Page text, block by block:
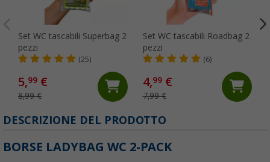
Set WC tascabili Superbag 2
pezzi
(25)
5,99 €
8,99 €
Set WC tascabili Roadbag 2
pezzi
(6)
4,99€
7,99 €
DESCRIZIONE DEL PRODOTTO
BORSE LADYBAG WC 2-PACK